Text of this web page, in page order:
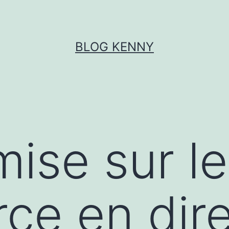
BLOG KENNY
sur
en